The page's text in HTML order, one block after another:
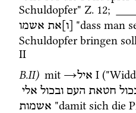
Schuldopfer" Z. 12;
[ו]את אשמו
"dass man
Schuldopfer bringen
II
B.II) mit →איל ‎ I
חטאת העם ובכול אלי
אשמות "damit sich die